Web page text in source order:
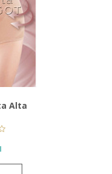
Alta